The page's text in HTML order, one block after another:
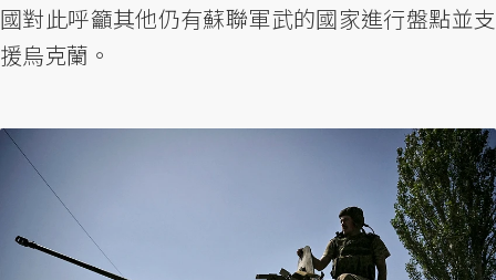
國對此呼籲其他仍有蘇聯軍武的國家進行盤點並支
援烏克蘭。